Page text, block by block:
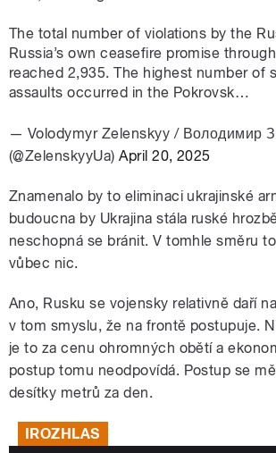
The total number of violations by the
Russia’s own ceasefire promise
reached 2,935. The highest number of
assaults occurred in the Pokrovsk…
— Volodymyr Zelenskyy / Володимир
(@ZelenskyyUa)April 20, 2025
Znamenalo by to eliminaci ukrajinské
budoucna by Ukrajina stála ruské
neschopná se bránit. V tomhle směru
vůbec nic.
Ano, Rusku se vojensky relativně daří
v tom smyslu, že na frontě postupuje.
je to za cenu ohromných obětí a
postup tomu neodpovídá. Postup se
desítky metrů za den.
IROZHLAS